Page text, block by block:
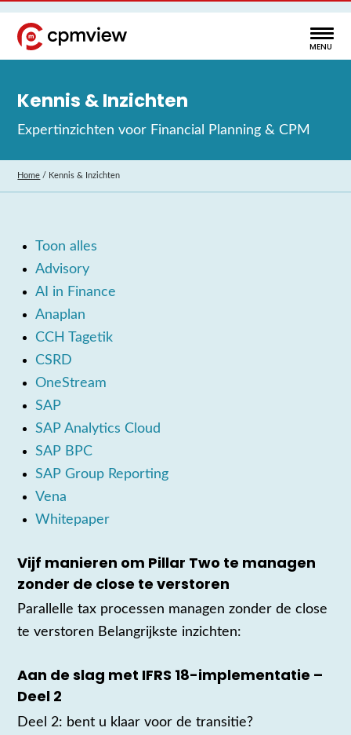
Kennis & Inzichten
Expertinzichten voor Financial Planning & CPM
Home / Kennis & Inzichten
Toon alles
Advisory
AI in Finance
Anaplan
CCH Tagetik
CSRD
OneStream
SAP
SAP Analytics Cloud
SAP BPC
SAP Group Reporting
Vena
Whitepaper
Vijf manieren om Pillar Two te managen
zonder de close te verstoren
Parallelle tax processen managen zonder de close
te verstoren Belangrijkste inzichten:
Aan de slag met IFRS 18-implementatie –
Deel 2
Deel 2: bent u klaar voor de transitie?